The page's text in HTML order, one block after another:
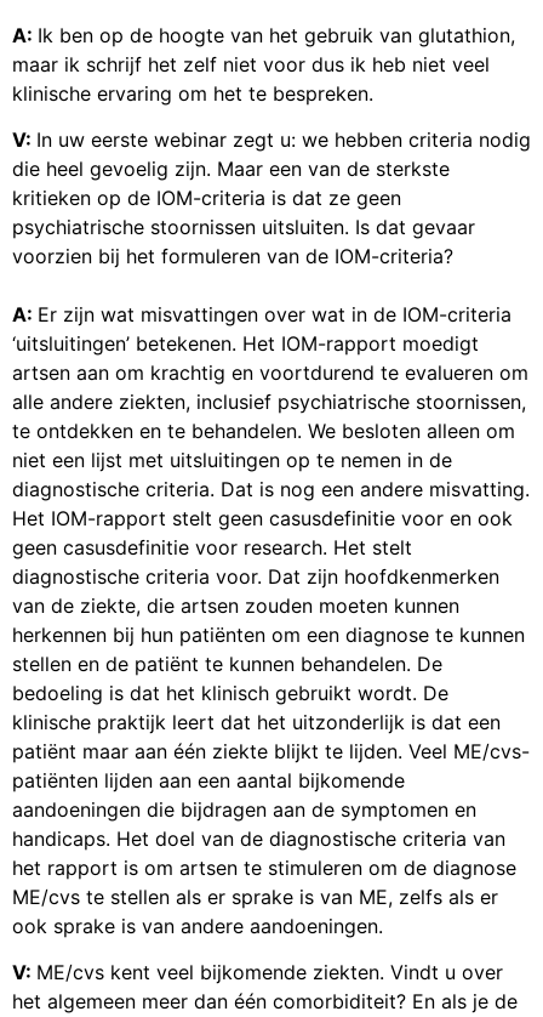
A: Ik ben op de hoogte van het gebruik van glutathion,
maar ik schrijf het zelf niet voor dus ik heb niet veel
klinische ervaring om het te bespreken.
V: In uw eerste webinar zegt u: we hebben criteria nodig
die heel gevoelig zijn. Maar een van de sterkste
kritieken op de IOM-criteria is dat ze geen
psychiatrische stoornissen uitsluiten. Is dat gevaar
voorzien bij het formuleren van de IOM-criteria?
A: Er zijn wat misvattingen over wat in de IOM-criteria
‘uitsluitingen’ betekenen. Het IOM-rapport moedigt
artsen aan om krachtig en voortdurend te evalueren om
alle andere ziekten, inclusief psychiatrische stoornissen,
te ontdekken en te behandelen. We besloten alleen om
niet een lijst met uitsluitingen op te nemen in de
diagnostische criteria. Dat is nog een andere misvatting.
Het IOM-rapport stelt geen casusdefinitie voor en ook
geen casusdefinitie voor research. Het stelt
diagnostische criteria voor. Dat zijn hoofdkenmerken
van de ziekte, die artsen zouden moeten kunnen
herkennen bij hun patiënten om een diagnose te kunnen
stellen en de patiënt te kunnen behandelen. De
bedoeling is dat het klinisch gebruikt wordt. De
klinische praktijk leert dat het uitzonderlijk is dat een
patiënt maar aan één ziekte blijkt te lijden. Veel ME/cvs-
patiënten lijden aan een aantal bijkomende
aandoeningen die bijdragen aan de symptomen en
handicaps. Het doel van de diagnostische criteria van
het rapport is om artsen te stimuleren om de diagnose
ME/cvs te stellen als er sprake is van ME, zelfs als er
ook sprake is van andere aandoeningen.
V: ME/cvs kent veel bijkomende ziekten. Vindt u over
het algemeen meer dan één comorbiditeit? En als je de